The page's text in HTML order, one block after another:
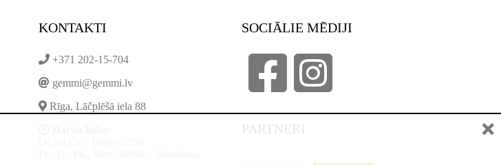
KONTAKTI
+371 202-15-704
gemmi@gemmi.lv
Rīga, Lāčplēšā iela 88
SOCIĀLIE MĒDIJI
PARTNERI